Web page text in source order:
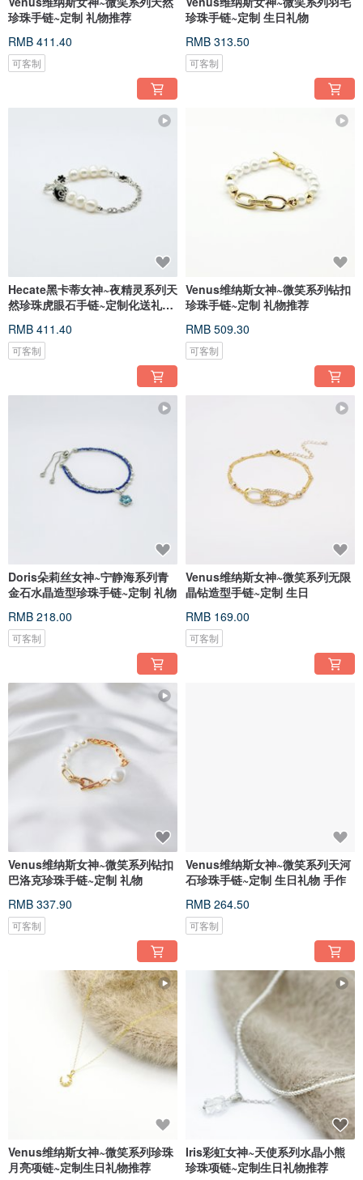
珍珠手链~定制 礼物推荐
RMB 411.40
可客制
珍珠手链~定制 生日礼物
RMB 313.50
可客制
Hecate黑卡蒂女神~夜精灵系列天
然珍珠虎眼石手链~定制化送礼推
RMB 411.40
可客制
Venus维纳斯女神~微笑系列钻扣
珍珠手链~定制 礼物推荐
RMB 509.30
可客制
Doris朵莉丝女神~宁静海系列青
金石水晶造型珍珠手链~定制 礼物
RMB 218.00
可客制
Venus维纳斯女神~微笑系列无限
晶钻造型手链~定制 生日
RMB 169.00
可客制
Venus维纳斯女神~微笑系列钻扣
巴洛克珍珠手链~定制 礼物
RMB 337.90
可客制
Venus维纳斯女神~微笑系列天河
石珍珠手链~定制 生日礼物 手作
RMB 264.50
可客制
Venus维纳斯女神~微笑系列珍珠
月亮项链~定制生日礼物推荐
Iris彩虹女神~天使系列水晶小熊
珍珠项链~定制生日礼物推荐